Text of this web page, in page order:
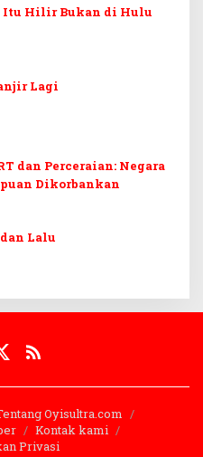
Itu Hilir Bukan di Hulu
Lagi
dan Perceraian: Negara
Dikorbankan
Lalu
Oyisultra.com
Kontak kami
Privasi